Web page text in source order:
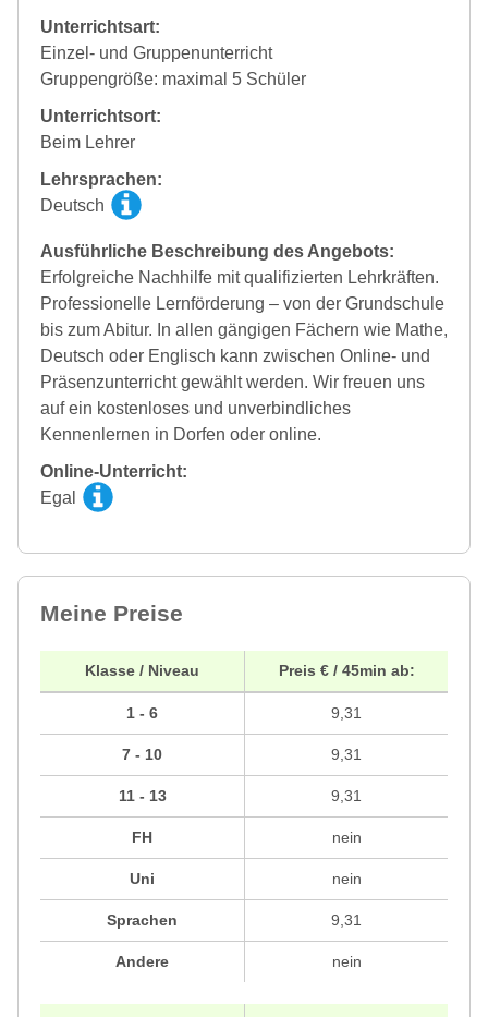
Unterrichtsart:
Einzel- und Gruppenunterricht
Gruppengröße: maximal 5 Schüler
Unterrichtsort:
Beim Lehrer
Lehrsprachen:
Deutsch
Ausführliche Beschreibung des Angebots:
Erfolgreiche Nachhilfe mit qualifizierten Lehrkräften.
Professionelle Lernförderung – von der Grundschule
bis zum Abitur. In allen gängigen Fächern wie Mathe,
Deutsch oder Englisch kann zwischen Online- und
Präsenzunterricht gewählt werden. Wir freuen uns
auf ein kostenloses und unverbindliches
Kennenlernen in Dorfen oder online.
Online-Unterricht:
Egal
Meine Preise
Klasse / Niveau
1 - 6
7 - 10
11 - 13
FH
Uni
Sprachen
Andere
Preis € / 45min ab:
9,31
9,31
9,31
nein
nein
9,31
nein